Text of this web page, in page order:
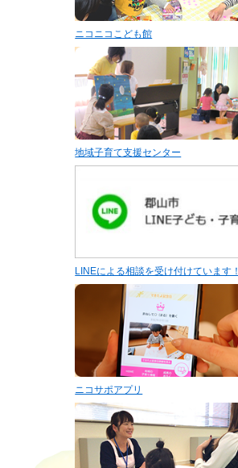
ニコニコこども館
地域子育て支援センター
LINEによる相談を受け付けています！
ニコサポアプリ